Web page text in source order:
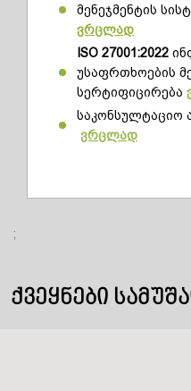
მენეჯმენტის
ვრცლად
ISO 27001:2022
უსაფრთხოების
სერტიფიცირება
საკონსულტაციო
ვრცლად
;
ქვეყნები